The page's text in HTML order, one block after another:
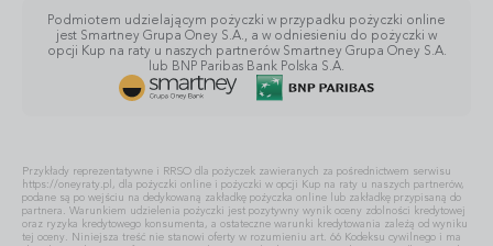
Podmiotem udzielającym pożyczki w przypadku pożyczki online
jest Smartney Grupa Oney S.A., a w odniesieniu do pożyczki w
opcji Kup na raty u naszych partnerów Smartney Grupa Oney S.A.
lub BNP Paribas Bank Polska S.A.
Przykłady reprezentatywne i RRSO dla pożyczek zawieranych za pośrednictwem serwisu
https://oneyraty.pl, dla pożyczki online i pożyczki w opcji Kup na raty u naszych partnerów,
podane są po wejściu na dedykowaną zakładkę pożyczka online lub zakładkę przypisaną do
partnera. Warunkiem udzielenia pożyczki jest pozytywny wynik oceny zdolności kredytowej
oraz ryzyka kredytowego konsumenta, a ostateczne warunki kredytowania zależą od wyniku
tej oceny. Niniejsza treść nie stanowi oferty w rozumieniu art. 66 Kodeksu cywilnego i ma